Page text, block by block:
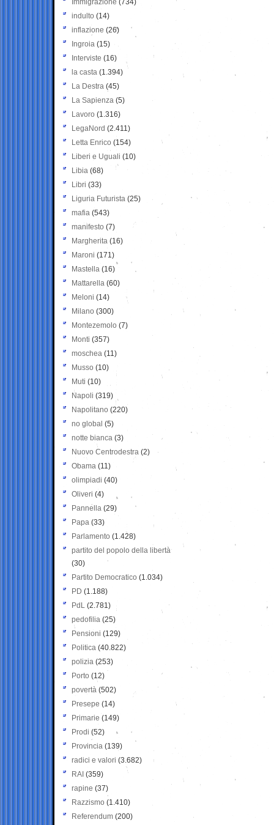
Immigrazione (734)
indulto (14)
inflazione (26)
Ingroia (15)
Interviste (16)
la casta (1.394)
La Destra (45)
La Sapienza (5)
Lavoro (1.316)
LegaNord (2.411)
Letta Enrico (154)
Liberi e Uguali (10)
Libia (68)
Libri (33)
Liguria Futurista (25)
mafia (543)
manifesto (7)
Margherita (16)
Maroni (171)
Mastella (16)
Mattarella (60)
Meloni (14)
Milano (300)
Montezemolo (7)
Monti (357)
moschea (11)
Musso (10)
Muti (10)
Napoli (319)
Napolitano (220)
no global (5)
notte bianca (3)
Nuovo Centrodestra (2)
Obama (11)
olimpiadi (40)
Oliveri (4)
Pannella (29)
Papa (33)
Parlamento (1.428)
partito del popolo della libertà
(30)
Partito Democratico (1.034)
PD (1.188)
PdL (2.781)
pedofilia (25)
Pensioni (129)
Politica (40.822)
polizia (253)
Porto (12)
povertà (502)
Presepe (14)
Primarie (149)
Prodi (52)
Provincia (139)
radici e valori (3.682)
RAI (359)
rapine (37)
Razzismo (1.410)
Referendum (200)